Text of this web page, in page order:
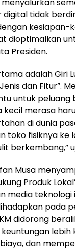
tidak
dioptimalkan
Presiden.
adalah Giri
dan Fitur”.
untuk peluang
kecil merasa
di dunia
toko fisiknya ke
berkembang,”
Musa
Produk
media
pada
didorong
lebih
dan